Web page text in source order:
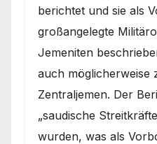
berichtet und sie als
großangelegte
Jemeniten
auch möglicherweise
Zentraljemen. Der
„saudische
wurden, was als